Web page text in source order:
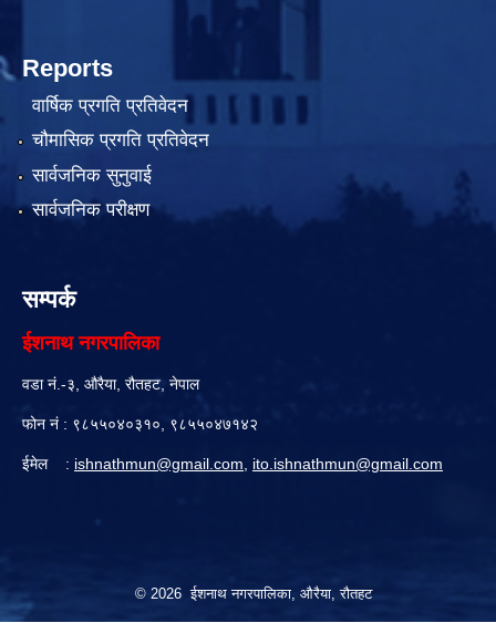
Reports
वार्षिक प्रगति प्रतिवेदन
चौमासिक प्रगति प्रतिवेदन
सार्वजनिक सुनुवाई
सार्वजनिक परीक्षण
सम्पर्क
ईशनाथ नगरपालिका
वडा नं.-३, औरैया, रौतहट, नेपाल
फोन नं : ९८५५०४०३१०, ९८५५०४७१४२
ईमेल : ishnathmun@gmail.com ito.ishnathmun@gmail.com
© 2026 ईशनाथ नगरपालिका, औरैया, रौतहट